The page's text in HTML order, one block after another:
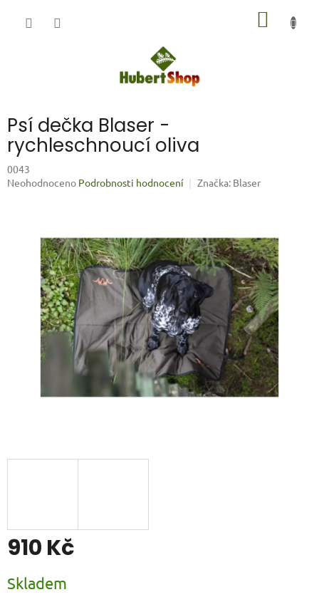
Psí dečka Blaser -
rychleschnoucí oliva
0043
Průměrné
hvězdiček.
Neohodnoceno Podrobnosti hodnocení Značka: Blaser
910 Kč
cena:
Skladem